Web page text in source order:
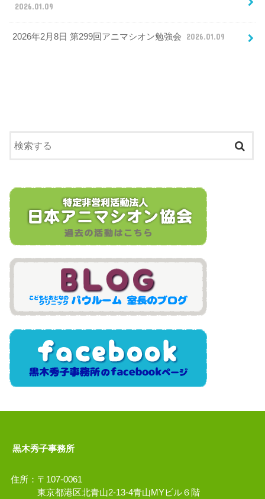
2026.01.09
2026年2月8日 第299回アニマシオン勉強会 2026.01.09
黒木秀子事務所
住所：〒107-0061
東京都港区北青山2-13-4青山MYビル６階